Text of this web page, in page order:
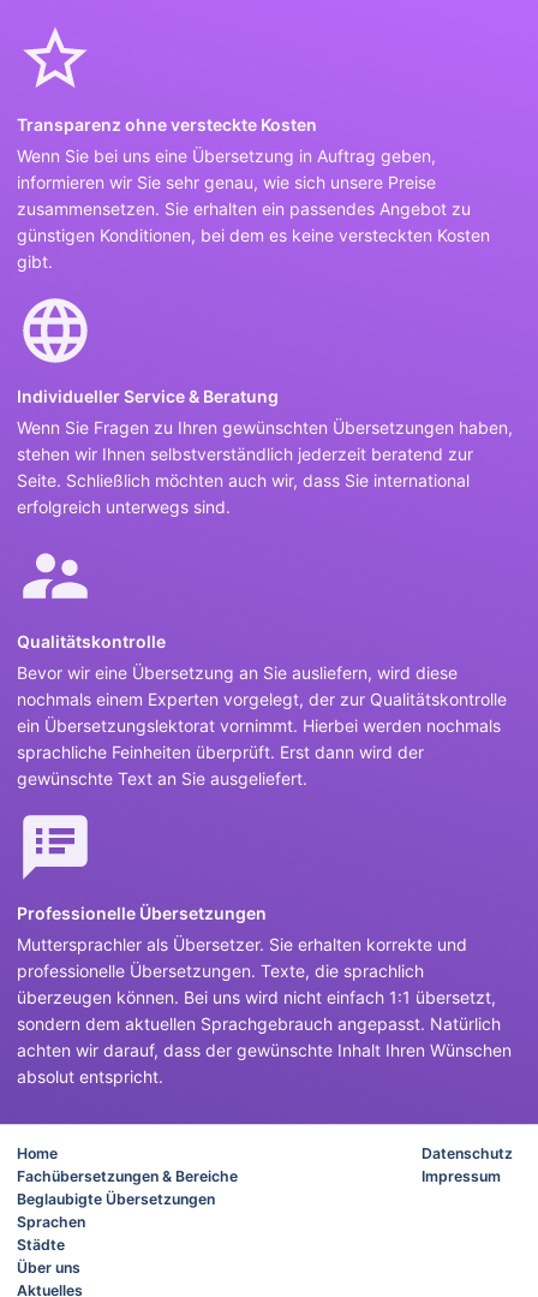
Transparenz ohne versteckte Kosten
Wenn Sie bei uns eine Übersetzung in Auftrag geben,
informieren wir Sie sehr genau, wie sich unsere Preise
zusammensetzen. Sie erhalten ein passendes Angebot zu
günstigen Konditionen, bei dem es keine versteckten Kosten
gibt.
Individueller Service & Beratung
Wenn Sie Fragen zu Ihren gewünschten Übersetzungen haben,
stehen wir Ihnen selbstverständlich jederzeit beratend zur
Seite. Schließlich möchten auch wir, dass Sie international
erfolgreich unterwegs sind.
Qualitätskontrolle
Bevor wir eine Übersetzung an Sie ausliefern, wird diese
nochmals einem Experten vorgelegt, der zur Qualitätskontrolle
ein Übersetzungslektorat vornimmt. Hierbei werden nochmals
sprachliche Feinheiten überprüft. Erst dann wird der
gewünschte Text an Sie ausgeliefert.
Professionelle Übersetzungen
Muttersprachler als Übersetzer. Sie erhalten korrekte und
professionelle Übersetzungen. Texte, die sprachlich
überzeugen können. Bei uns wird nicht einfach 1:1 übersetzt,
sondern dem aktuellen Sprachgebrauch angepasst. Natürlich
achten wir darauf, dass der gewünschte Inhalt Ihren Wünschen
absolut entspricht.
Home
Fachübersetzungen & Bereiche
Beglaubigte Übersetzungen
Sprachen
Städte
Über uns
Aktuelles
Datenschutz
Impressum